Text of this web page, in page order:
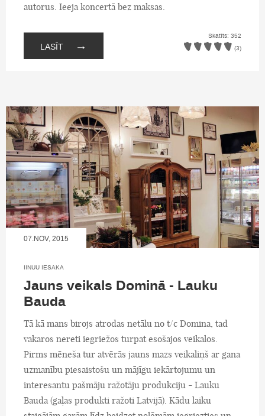
autorus. Ieeja koncertā bez maksas.
LASĪT →
Skatīts: 352
(3)
07.NOV, 2015
IINUU IESAKA
Jauns veikals Dominā - Lauku
Bauda
Tā kā mans birojs atrodas netālu no t/c Domina, tad
vakaros nereti iegriežos turpat esošajos veikalos.
Pirms mēneša tur atvērās jauns mazs veikaliņš ar gana
uzmanību piesaistošu un mājīgu iekārtojumu un
interesantu pašmāju ražotāju produkciju - Lauku
Bauda (gaļas produkti ražoti Latvijā). Kādu laiku